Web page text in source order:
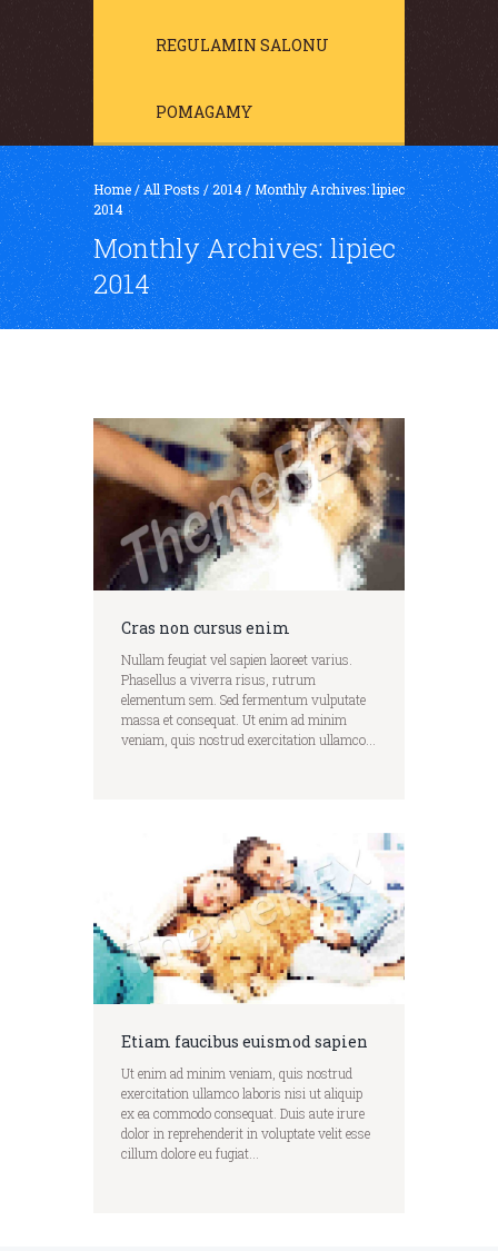
REGULAMIN SALONU
POMAGAMY
Home/All Posts/2014/Monthly Archives: lipiec
2014
Monthly Archives: lipiec
2014
Cras non cursus enim
Nullam feugiat vel sapien laoreet varius.
Phasellus a viverra risus, rutrum
elementum sem. Sed fermentum vulputate
massa et consequat. Ut enim ad minim
veniam, quis nostrud exercitation ullamco...
Etiam faucibus euismod sapien
Ut enim ad minim veniam, quis nostrud
exercitation ullamco laboris nisi ut aliquip
ex ea commodo consequat. Duis aute irure
dolor in reprehenderit in voluptate velit esse
cillum dolore eu fugiat...